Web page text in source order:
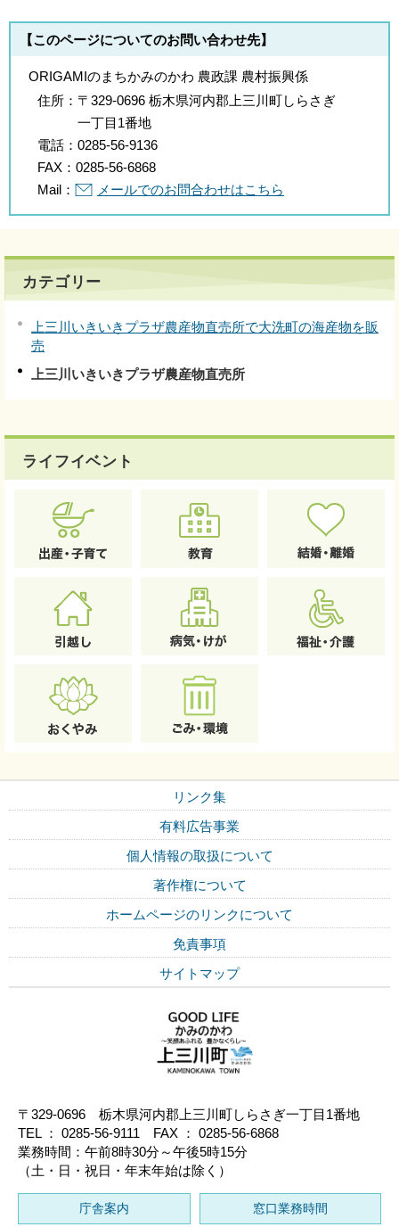
【このページについてのお問い合わせ先】
ORIGAMIのまちかみのかわ 農政課 農村振興係
住所： 〒329-0696 栃木県河内郡上三川町しらさぎ
一丁目1番地
電話： 0285-56-9136
FAX： 0285-56-6868
Mail：
メールでのお問合わせはこちら
カテゴリー
上三川いきいきプラザ農産物直売所で大洗町の海産物を販
売
上三川いきいきプラザ農産物直売所
ライフイベント
リンク集
有料広告事業
個人情報の取扱について
著作権について
ホームページのリンクについて
免責事項
サイトマップ
〒329-0696 栃木県河内郡上三川町しらさぎ一丁目1番地
TEL ： 0285-56-9111 FAX ： 0285-56-6868
業務時間：午前8時30分～午後5時15分
（土・日・祝日・年末年始は除く）
庁舎案内 窓口業務時間